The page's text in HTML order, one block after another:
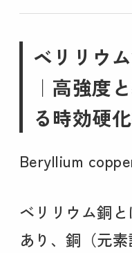
ベリリウ
｜高強度
る時効硬
Beryllium
ベリリウム銅
あり、銅（元